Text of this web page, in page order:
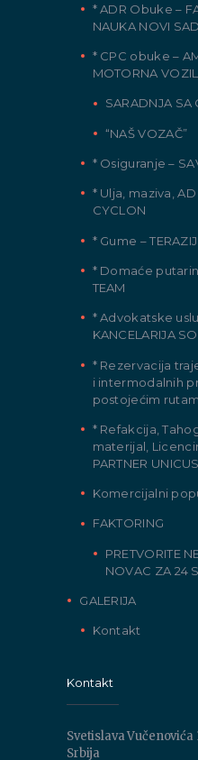
* ADR Obuke –
NAUKA NOVI SAD,
* CPC obuke –
MOTORNA
SARADNJA SA
“NAŠ VOZAČ”
* Osiguranje –
* Ulja, maziva,
CYCLON
* Gume –
* Domaće
TEAM
* Advokatske
KANCELARIJA
* Rezervacija
i intermodalnih
postojećim
* Refakcija,
materijal,
PARTNER UNICUS
Komercijalni
FAKTORING
PRETVORITE
NOVAC ZA 24
GALERIJA
Kontakt
Kontakt
Svetislava Vučenovića
Srbija